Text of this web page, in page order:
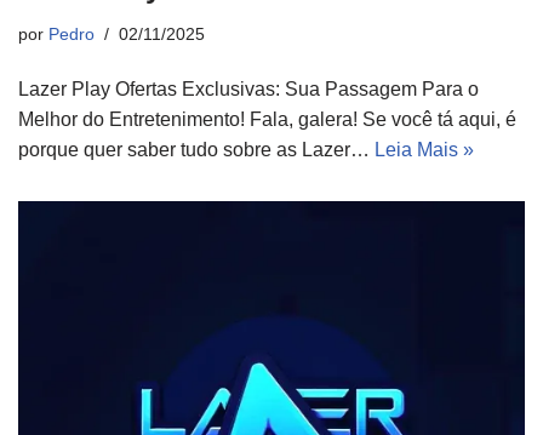
por Pedro 02/11/2025
Lazer Play Ofertas Exclusivas: Sua Passagem Para o
Melhor do Entretenimento! Fala, galera! Se você tá aqui, é
porque quer saber tudo sobre as Lazer… Leia Mais »